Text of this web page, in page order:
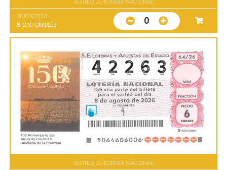
SORTEO DE LOTERIA NACIONAL
08/08/2026
5 DISPONIBLES 0
SORTEO DE LOTERIA NACIONAL